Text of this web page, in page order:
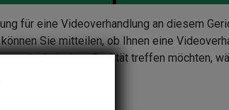
für eine Videoverhandlung an diesem
Sie mitteilen, ob Ihnen eine
technischen Qualität treffen möchten,